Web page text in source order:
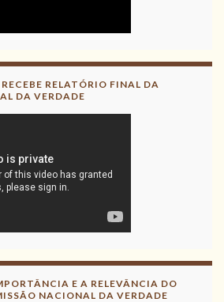
RELATÓRIO FINAL DA
DA VERDADE
E A RELEVÂNCIA DO
NACIONAL DA VERDADE